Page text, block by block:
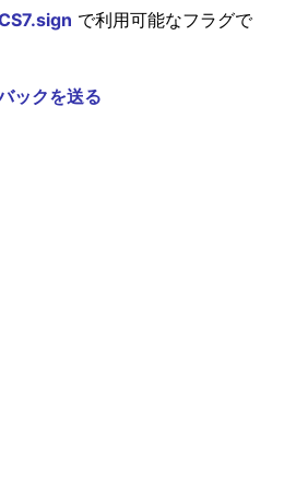
で利用可能なフラグで
ックを送る